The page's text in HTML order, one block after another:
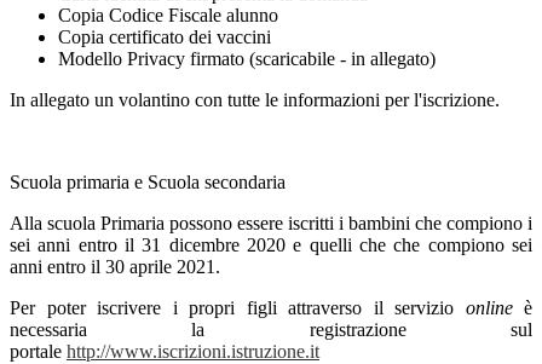
Copia Codice Fiscale alunno
Copia certificato dei vaccini
Modello Privacy firmato (scaricabile - in allegato)
In allegato un volantino con tutte le informazioni per l'iscrizione.
Scuola primaria e Scuola secondaria
Alla scuola Primaria possono essere iscritti i bambini che compiono i
sei anni entro il 31 dicembre 2020 e quelli che che compiono sei
anni entro il 30 aprile 2021.
Per poter iscrivere i propri figli attraverso il servizio onlineè
necessaria la registrazione sul
portale http://www.iscrizioni.istruzione.it